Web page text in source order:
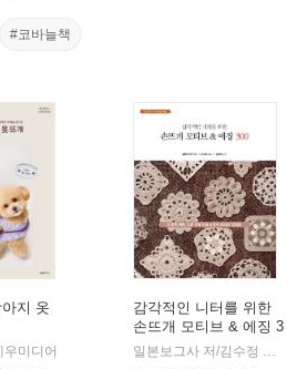
#코바늘책
지 옷
우미디어
감각적인 니터를 위한
손뜨개 모티브 & 에징 3
00
일본보그사 저/김수정 역/송영예 감수